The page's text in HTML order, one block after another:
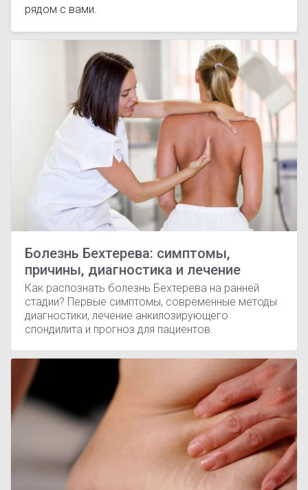
рядом с вами.
Болезнь Бехтерева: симптомы,
причины, диагностика и лечение
Как распознать болезнь Бехтерева на ранней
стадии? Первые симптомы, современные методы
диагностики, лечение анкилозирующего
спондилита и прогноз для пациентов.